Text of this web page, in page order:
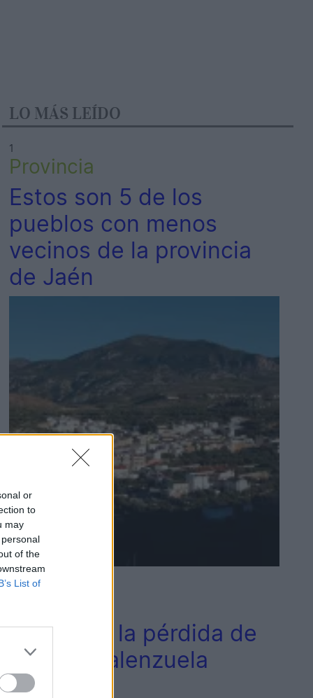
or
to
may
of the
List of
LO MÁS LEÍDO
1
Provincia
Estos son 5 de los
pueblos con menos
vecinos de la provincia
de Jaén
2
Jaén llora la pérdida de
Manuel Valenzuela
Civantos